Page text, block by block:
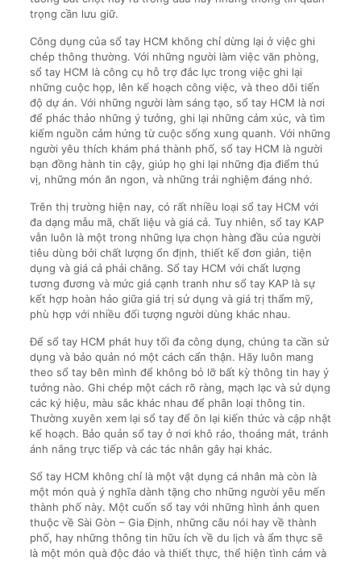
trọng cần lưu giữ.
Công dụng của sổ tay HCM không chỉ dừng lại ở việc ghi
chép thông thường. Với những người làm việc văn phòng,
sổ tay HCM là công cụ hỗ trợ đắc lực trong việc ghi lại
những cuộc họp, lên kế hoạch công việc, và theo dõi tiến
độ dự án. Với những người làm sáng tạo, sổ tay HCM là nơi
để phác thảo những ý tưởng, ghi lại những cảm xúc, và tìm
kiếm nguồn cảm hứng từ cuộc sống xung quanh. Với những
người yêu thích khám phá thành phố, sổ tay HCM là người
bạn đồng hành tin cậy, giúp họ ghi lại những địa điểm thú
vị, những món ăn ngon, và những trải nghiệm đáng nhớ.
Trên thị trường hiện nay, có rất nhiều loại sổ tay HCM với
đa dạng mẫu mã, chất liệu và giá cả. Tuy nhiên, sổ tay KAP
vẫn luôn là một trong những lựa chọn hàng đầu của người
tiêu dùng bởi chất lượng ổn định, thiết kế đơn giản, tiện
dụng và giá cả phải chăng. Sổ tay HCM với chất lượng
tương đương và mức giá cạnh tranh như sổ tay KAP là sự
kết hợp hoàn hảo giữa giá trị sử dụng và giá trị thẩm mỹ,
phù hợp với nhiều đối tượng người dùng khác nhau.
Để sổ tay HCM phát huy tối đa công dụng, chúng ta cần sử
dụng và bảo quản nó một cách cẩn thận. Hãy luôn mang
theo sổ tay bên mình để không bỏ lỡ bất kỳ thông tin hay ý
tưởng nào. Ghi chép một cách rõ ràng, mạch lạc và sử dụng
các ký hiệu, màu sắc khác nhau để phân loại thông tin.
Thường xuyên xem lại sổ tay để ôn lại kiến thức và cập nhật
kế hoạch. Bảo quản sổ tay ở nơi khô ráo, thoáng mát, tránh
ánh nắng trực tiếp và các tác nhân gây hại khác.
Sổ tay HCM không chỉ là một vật dụng cá nhân mà còn là
một món quà ý nghĩa dành tặng cho những người yêu mến
thành phố này. Một cuốn sổ tay với những hình ảnh quen
thuộc về Sài Gòn – Gia Định, những câu nói hay về thành
phố, hay những thông tin hữu ích về du lịch và ẩm thực sẽ
là một món quà độc đáo và thiết thực, thể hiện tình cảm và